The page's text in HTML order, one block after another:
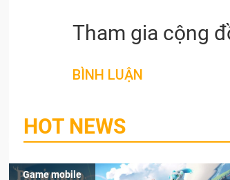
Tham gia cộng
BÌNH LUẬN
HOT NEWS
Game mobile